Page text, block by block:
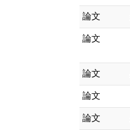
論文
論文
論文
論文
論文